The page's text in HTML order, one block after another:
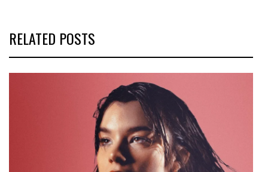
RELATED POSTS